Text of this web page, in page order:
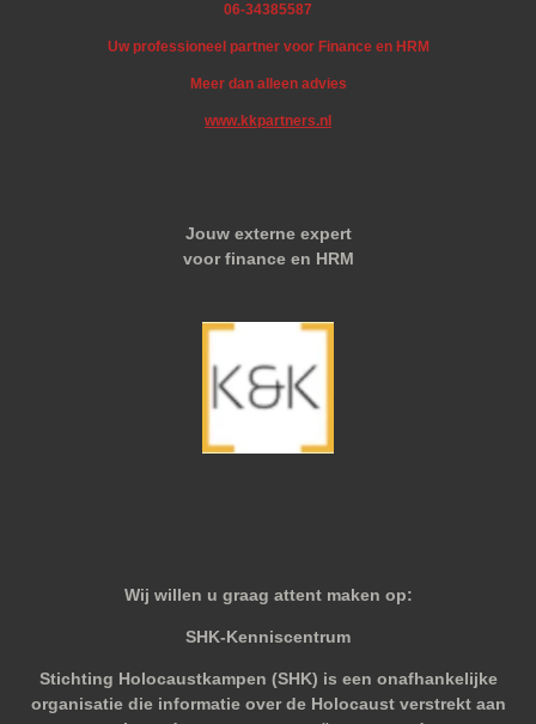
06-34385587
Uw professioneel partner voor Finance en HRM
Meer dan alleen advies
www.kkpartners.nl
Jouw externe expert
voor finance en HRM
Wij willen u graag attent maken op:
SHK-Kenniscentrum
Stichting Holocaustkampen (SHK) is een onafhankelijke
organisatie die informatie over de Holocaust verstrekt aan